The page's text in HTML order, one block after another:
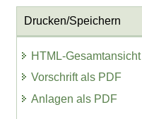
Drucken/Speichern
HTML-Gesamtansicht
Vorschrift als PDF
Anlagen als PDF